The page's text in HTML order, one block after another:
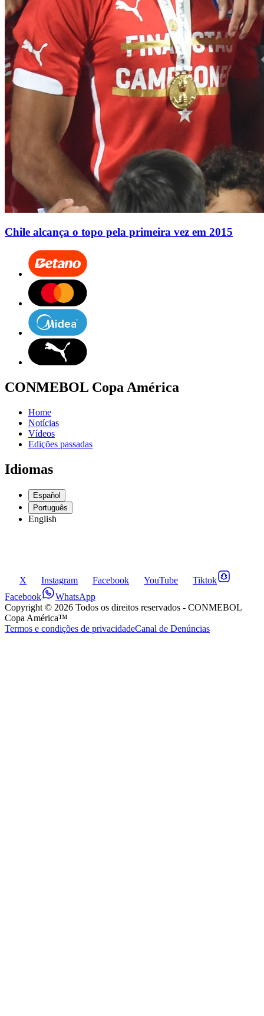
Chile alcança o topo pela primeira vez em 2015
CONMEBOL Copa América
Home
Notícias
Vídeos
Edições passadas
Idiomas
Español
Português
English
X Instagram Facebook YouTube
Tiktok
Facebook
WhatsApp
Copyright © 2026 Todos os direitos reservados - CONMEBOL
Copa América™
Termos e condições de privacidadeCanal de Denúncias